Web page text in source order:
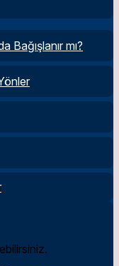
Bağışlanır mı?